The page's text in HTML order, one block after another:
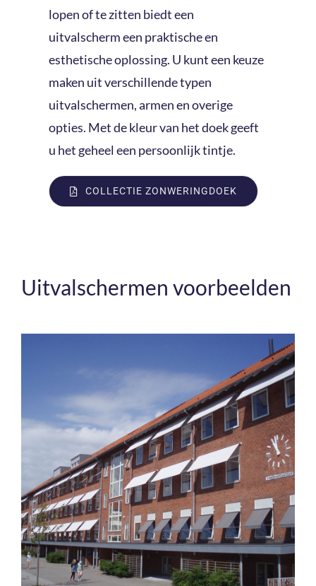
lopen of te zitten biedt een
uitvalscherm een praktische en
esthetische oplossing. U kunt een keuze
maken uit verschillende typen
uitvalschermen, armen en overige
opties. Met de kleur van het doek geeft
u het geheel een persoonlijk tintje.
COLLECTIE ZONWERINGDOEK
Uitvalschermen voorbeelden